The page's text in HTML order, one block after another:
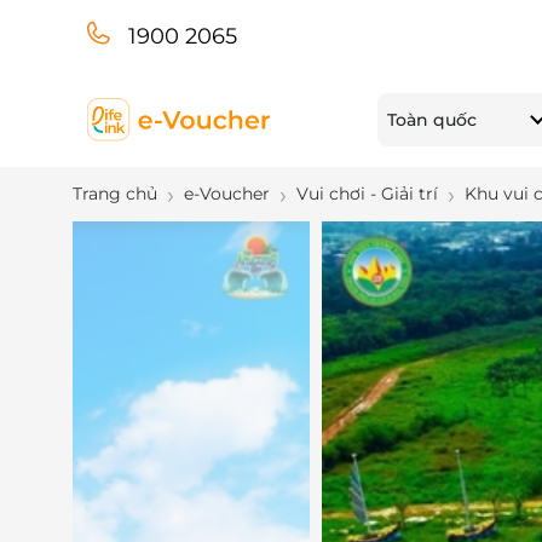
1900 2065
Toàn quốc
Trang chủ e-Voucher Vui chơi - Giải trí Khu vui